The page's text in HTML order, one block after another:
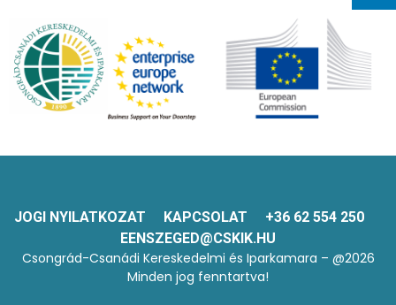
JOGI NYILATKOZAT KAPCSOLAT
+36 62 554 250
EENSZEGED@CSKIK.HU
Csongrád-Csanádi Kereskedelmi és Iparkamara – @2026
Minden jog fenntartva!